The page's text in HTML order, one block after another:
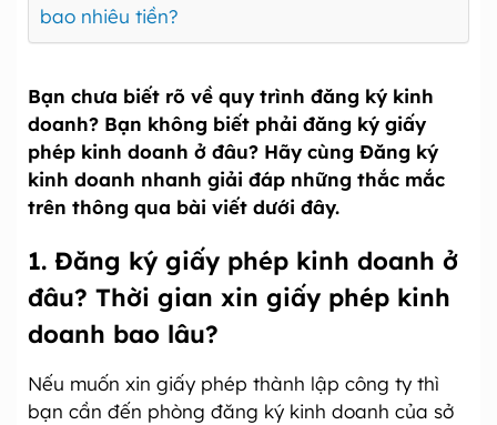
bao nhiêu tiền?
Bạn chưa biết rõ về quy trình đăng ký kinh
doanh? Bạn không biết phải đăng ký giấy
phép kinh doanh ở đâu? Hãy cùng Đăng ký
kinh doanh nhanh giải đáp những thắc mắc
trên thông qua bài viết dưới đây.
1. Đăng ký giấy phép kinh doanh ở
đâu? Thời gian xin giấy phép kinh
doanh bao lâu?
Nếu muốn xin giấy phép thành lập công ty thì
bạn cần đến phòng đăng ký kinh doanh của sở